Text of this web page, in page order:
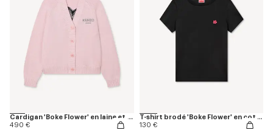
Cardigan 'Boke Flower' en laine et coton
490 €
T-shirt brodé 'Boke Flower' en coton
130 €